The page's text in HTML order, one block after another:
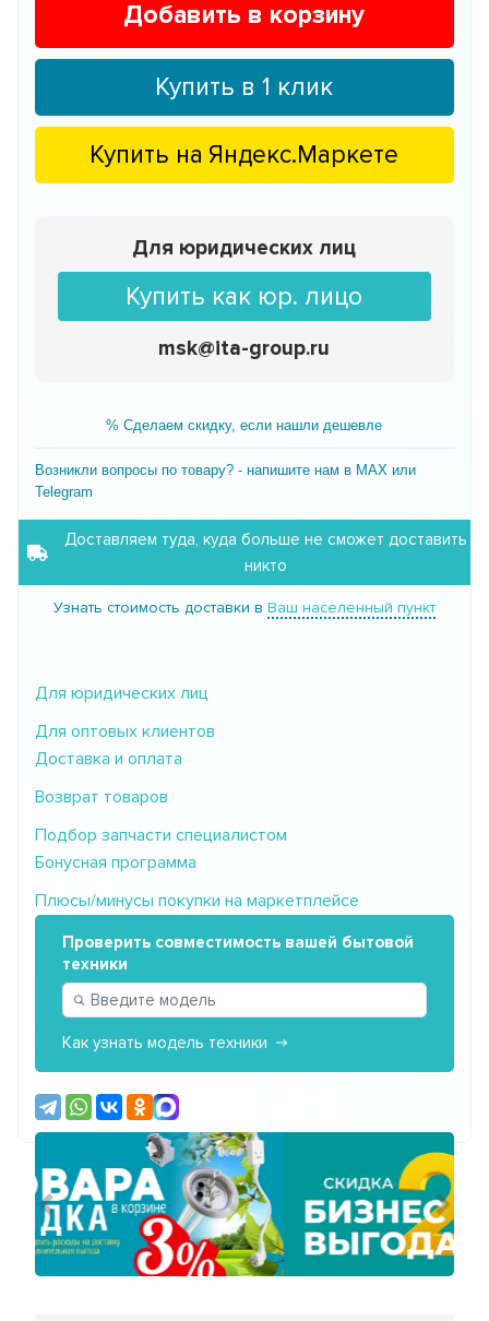
Добавить в корзину
Купить в 1 клик
Купить на Яндекс.Маркете
Для юридических лиц
Купить как юр. лицо
msk@ita-group.ru
% Сделаем скидку, если нашли дешевле
Возникли вопросы по товару? - напишите нам в MAX или
Telegram
Доставляем туда, куда больше не сможет доставить
никто
Узнать стоимость доставки в Ваш населенный пункт
Для юридических лиц
Для оптовых клиентов
Доставка и оплата
Возврат товаров
Подбор запчасти специалистом
Бонусная программа
Плюсы/минусы покупки на маркетплейсе
Проверить совместимость вашей бытовой
техники
Как узнать модель техники
Предыдущий